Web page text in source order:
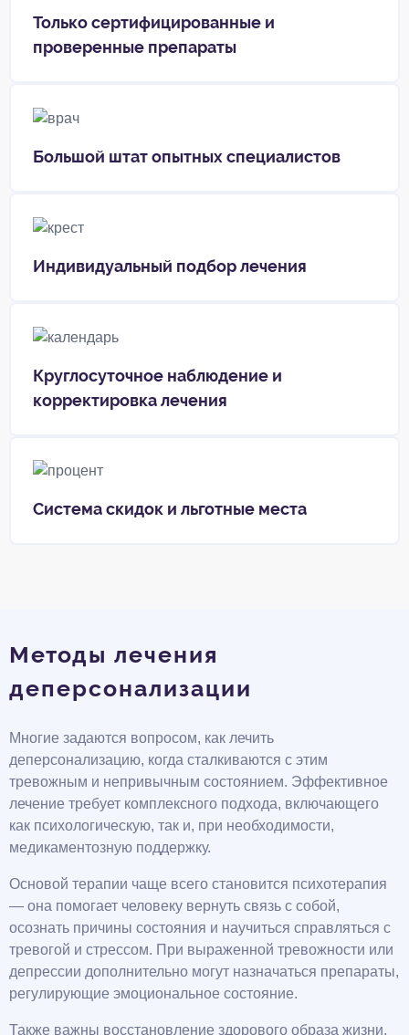
Только сертифицированные и
проверенные препараты
Большой штат опытных специалистов
Индивидуальный подбор лечения
Круглосуточное наблюдение и
корректировка лечения
Система скидок и льготные места
Методы лечения
деперсонализации
Многие задаются вопросом, как лечить
деперсонализацию, когда сталкиваются с этим
тревожным и непривычным состоянием. Эффективное
лечение требует комплексного подхода, включающего
как психологическую, так и, при необходимости,
медикаментозную поддержку.
Основой терапии чаще всего становится психотерапия
— она помогает человеку вернуть связь с собой,
осознать причины состояния и научиться справляться с
тревогой и стрессом. При выраженной тревожности или
депрессии дополнительно могут назначаться препараты,
регулирующие эмоциональное состояние.
Также важны восстановление здорового образа жизни,